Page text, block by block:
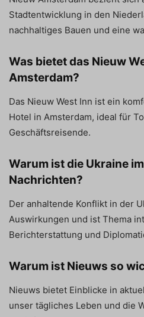
Stadtentwicklung in den
nachhaltiges Bauen und eine
Was bietet das Nieuw
Amsterdam?
Das Nieuw West Inn ist ein
Hotel in Amsterdam, ideal für
Geschäftsreisende.
Warum ist die Ukraine
Nachrichten?
Der anhaltende Konflikt in der
Auswirkungen und ist Thema
Berichterstattung und
Warum ist Nieuws so
Nieuws bietet Einblicke in
unser tägliches Leben und die